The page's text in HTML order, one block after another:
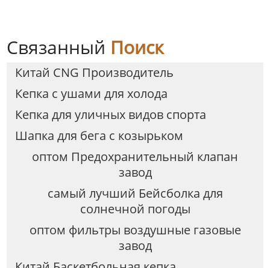
Связанный Поиск
Китай CNG Производитель
Кепка с ушами для холода
Кепка для уличных видов спорта
Шапка для бега с козырьком
оптом Предохранительный клапан
завод
самый лучший Бейсболка для
солнечной погоды
оптом фильтры воздушные газовые
завод